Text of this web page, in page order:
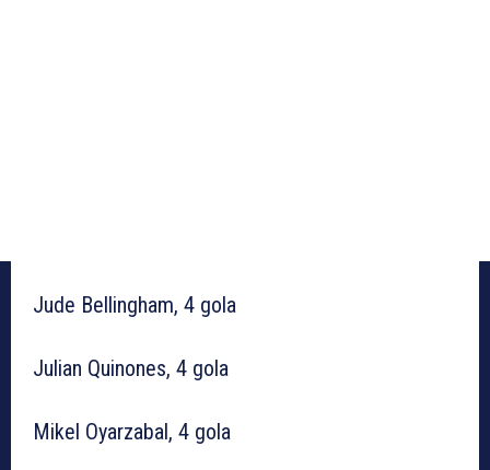
Jude Bellingham, 4 gola
Julian Quinones, 4 gola
Mikel Oyarzabal, 4 gola